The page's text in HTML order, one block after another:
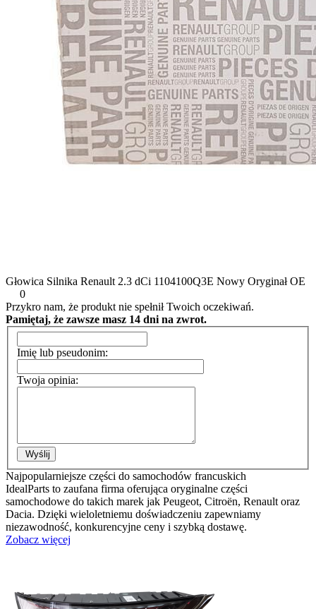
Głowica Silnika Renault 2.3 dCi 1104100Q3E Nowy Oryginał OE
0
Przykro nam, że produkt nie spełnił Twoich oczekiwań.
Pamiętaj, że zawsze masz 14 dni na zwrot.
Imię lub pseudonim:
Twoja opinia:
Wyślij
Najpopularniejsze części do samochodów francuskich
IdealParts to zaufana firma oferująca oryginalne części
samochodowe do takich marek jak Peugeot, Citroën, Renault oraz
Dacia. Dzięki wieloletniemu doświadczeniu zapewniamy
niezawodność, konkurencyjne ceny i szybką dostawę.
Zobacz więcej